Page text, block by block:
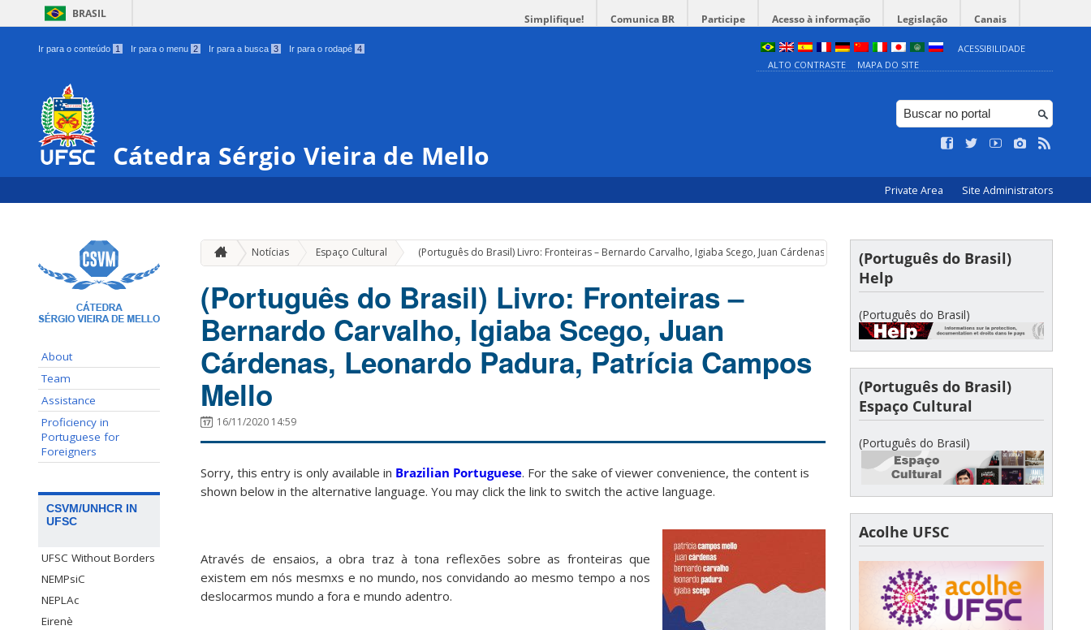
BRASIL Simplifique! Comunica BR Participe Acesso à informação Legislação Canais
Ir para o conteúdo 1 Ir para o menu 2 Ir para a busca 3 Ir para o rodapé 4
ACESSIBILIDADE
ALTO CONTRASTE
MAPA DO SITE
Cátedra Sérgio Vieira de Mello
Private Area Site Administrators
About
Team
Assistance
Proficiency in
Portuguese for
Foreigners
CSVM/UNHCR IN
UFSC
UFSC Without Borders
NEMPsiC
NEPLAc
Eirenè
Notícias Espaço Cultural » (Português do Brasil) Livro: Fronteiras – Bernardo Carvalho, Igiaba Scego, Juan Cárdenas, Leonardo Padura, Patrícia Campos Mello
(Português do Brasil) Livro: Fronteiras –
Bernardo Carvalho, Igiaba Scego, Juan
Cárdenas, Leonardo Padura, Patrícia Campos
Mello
16/11/2020 14:59
Sorry, this entry is only available in Brazilian Portuguese. For the sake of viewer convenience, the content is
shown below in the alternative language. You may click the link to switch the active language.
Através de ensaios, a obra traz à tona reflexões sobre as fronteiras que
existem em nós mesmxs e no mundo, nos convidando ao mesmo tempo a nos
deslocarmos mundo a fora e mundo adentro.
(Português do Brasil)
Help
(Português do Brasil)
(Português do Brasil)
Espaço Cultural
(Português do Brasil)
Acolhe UFSC